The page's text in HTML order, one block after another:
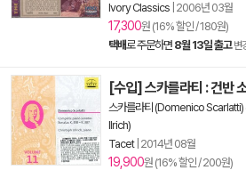
Ivory Classics 2006년 03월
17,300원 (16% 할인 / 180원)
택배로 주문하면 8월 13일 출고 변
[수입] 스카를라티 : 건반
스카를라티 (Domenico Scarlatti)
llrich)
Tacet| 2014년 08월
19,900원 (16% 할인 / 200원)